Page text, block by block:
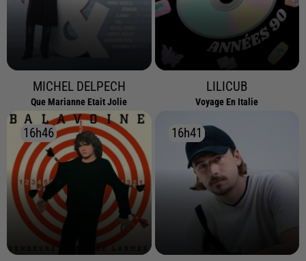
MICHEL DELPECH
Que Marianne Etait Jolie
LILICUB
Voyage En Italie
16h46
16h46 16h41
16h41